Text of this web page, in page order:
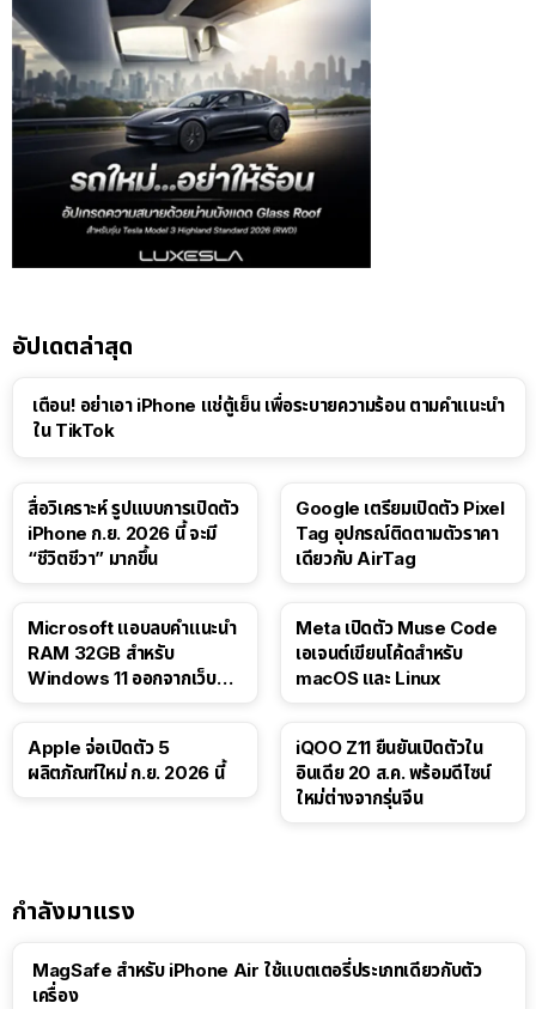
อัปเดตล่าสุด
เตือน! อย่าเอา iPhone แช่ตู้เย็น เพื่อระบายความร้อน ตามคำแนะนำ
ใน TikTok
สื่อวิเคราะห์ รูปแบบการเปิดตัว
iPhone ก.ย. 2026 นี้ จะมี
“ชีวิตชีวา” มากขึ้น
Google เตรียมเปิดตัว Pixel
Tag อุปกรณ์ติดตามตัวราคา
เดียวกับ AirTag
Microsoft แอบลบคำแนะนำ
RAM 32GB สำหรับ
Windows 11 ออกจากเว็บตัว
Meta เปิดตัว Muse Code
เอเจนต์เขียนโค้ดสำหรับ
macOS และ Linux
Apple จ่อเปิดตัว 5
ผลิตภัณฑ์ใหม่ ก.ย. 2026 นี้
iQOO Z11 ยืนยันเปิดตัวใน
อินเดีย 20 ส.ค. พร้อมดีไซน์
ใหม่ต่างจากรุ่นจีน
กำลังมาแรง
MagSafe สำหรับ iPhone Air ใช้แบตเตอรี่ประเภทเดียวกับตัว
เครื่อง